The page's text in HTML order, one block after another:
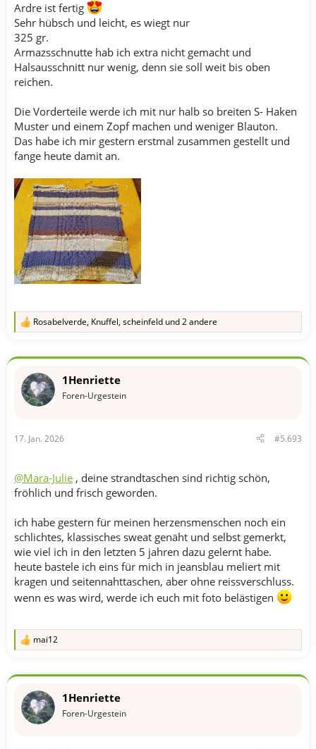
Ardre ist fertig
Sehr hübsch und leicht, es wiegt nur
325 gr.
Armazsschnutte hab ich extra nicht gemacht und
Halsausschnitt nur wenig, denn sie soll weit bis oben
reichen.
Die Vorderteile werde ich mit nur halb so breiten S- Haken
Muster und einem Zopf machen und weniger Blauton.
Das habe ich mir gestern erstmal zusammen gestellt und
fange heute damit an.
R
k
o
:
Rosabelverde, Knuffel, scheinfeld und 2 andere
1Henriette
Foren-Urgestein
17. Jan. 2026 #5.693
@Mara-Julie , deine strandtaschen sind richtig schön,
fröhlich und frisch geworden.
ich habe gestern für meinen herzensmenschen noch ein
schlichtes, klassisches sweat genäht und selbst gemerkt,
wie viel ich in den letzten 5 jahren dazu gelernt habe.
heute bastele ich eins für mich in jeansblau meliert mit
kragen und seitennahttaschen, aber ohne reissverschluss.
wenn es was wird, werde ich euch mit foto belästigen
R
k
o
mai12
1Henriette
Foren-Urgestein